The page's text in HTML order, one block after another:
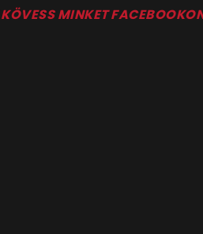
KÖVESS MINKET